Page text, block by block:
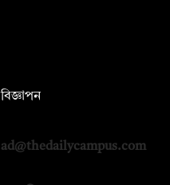
বিজ্ঞাপন
ad@thedailycampus.com